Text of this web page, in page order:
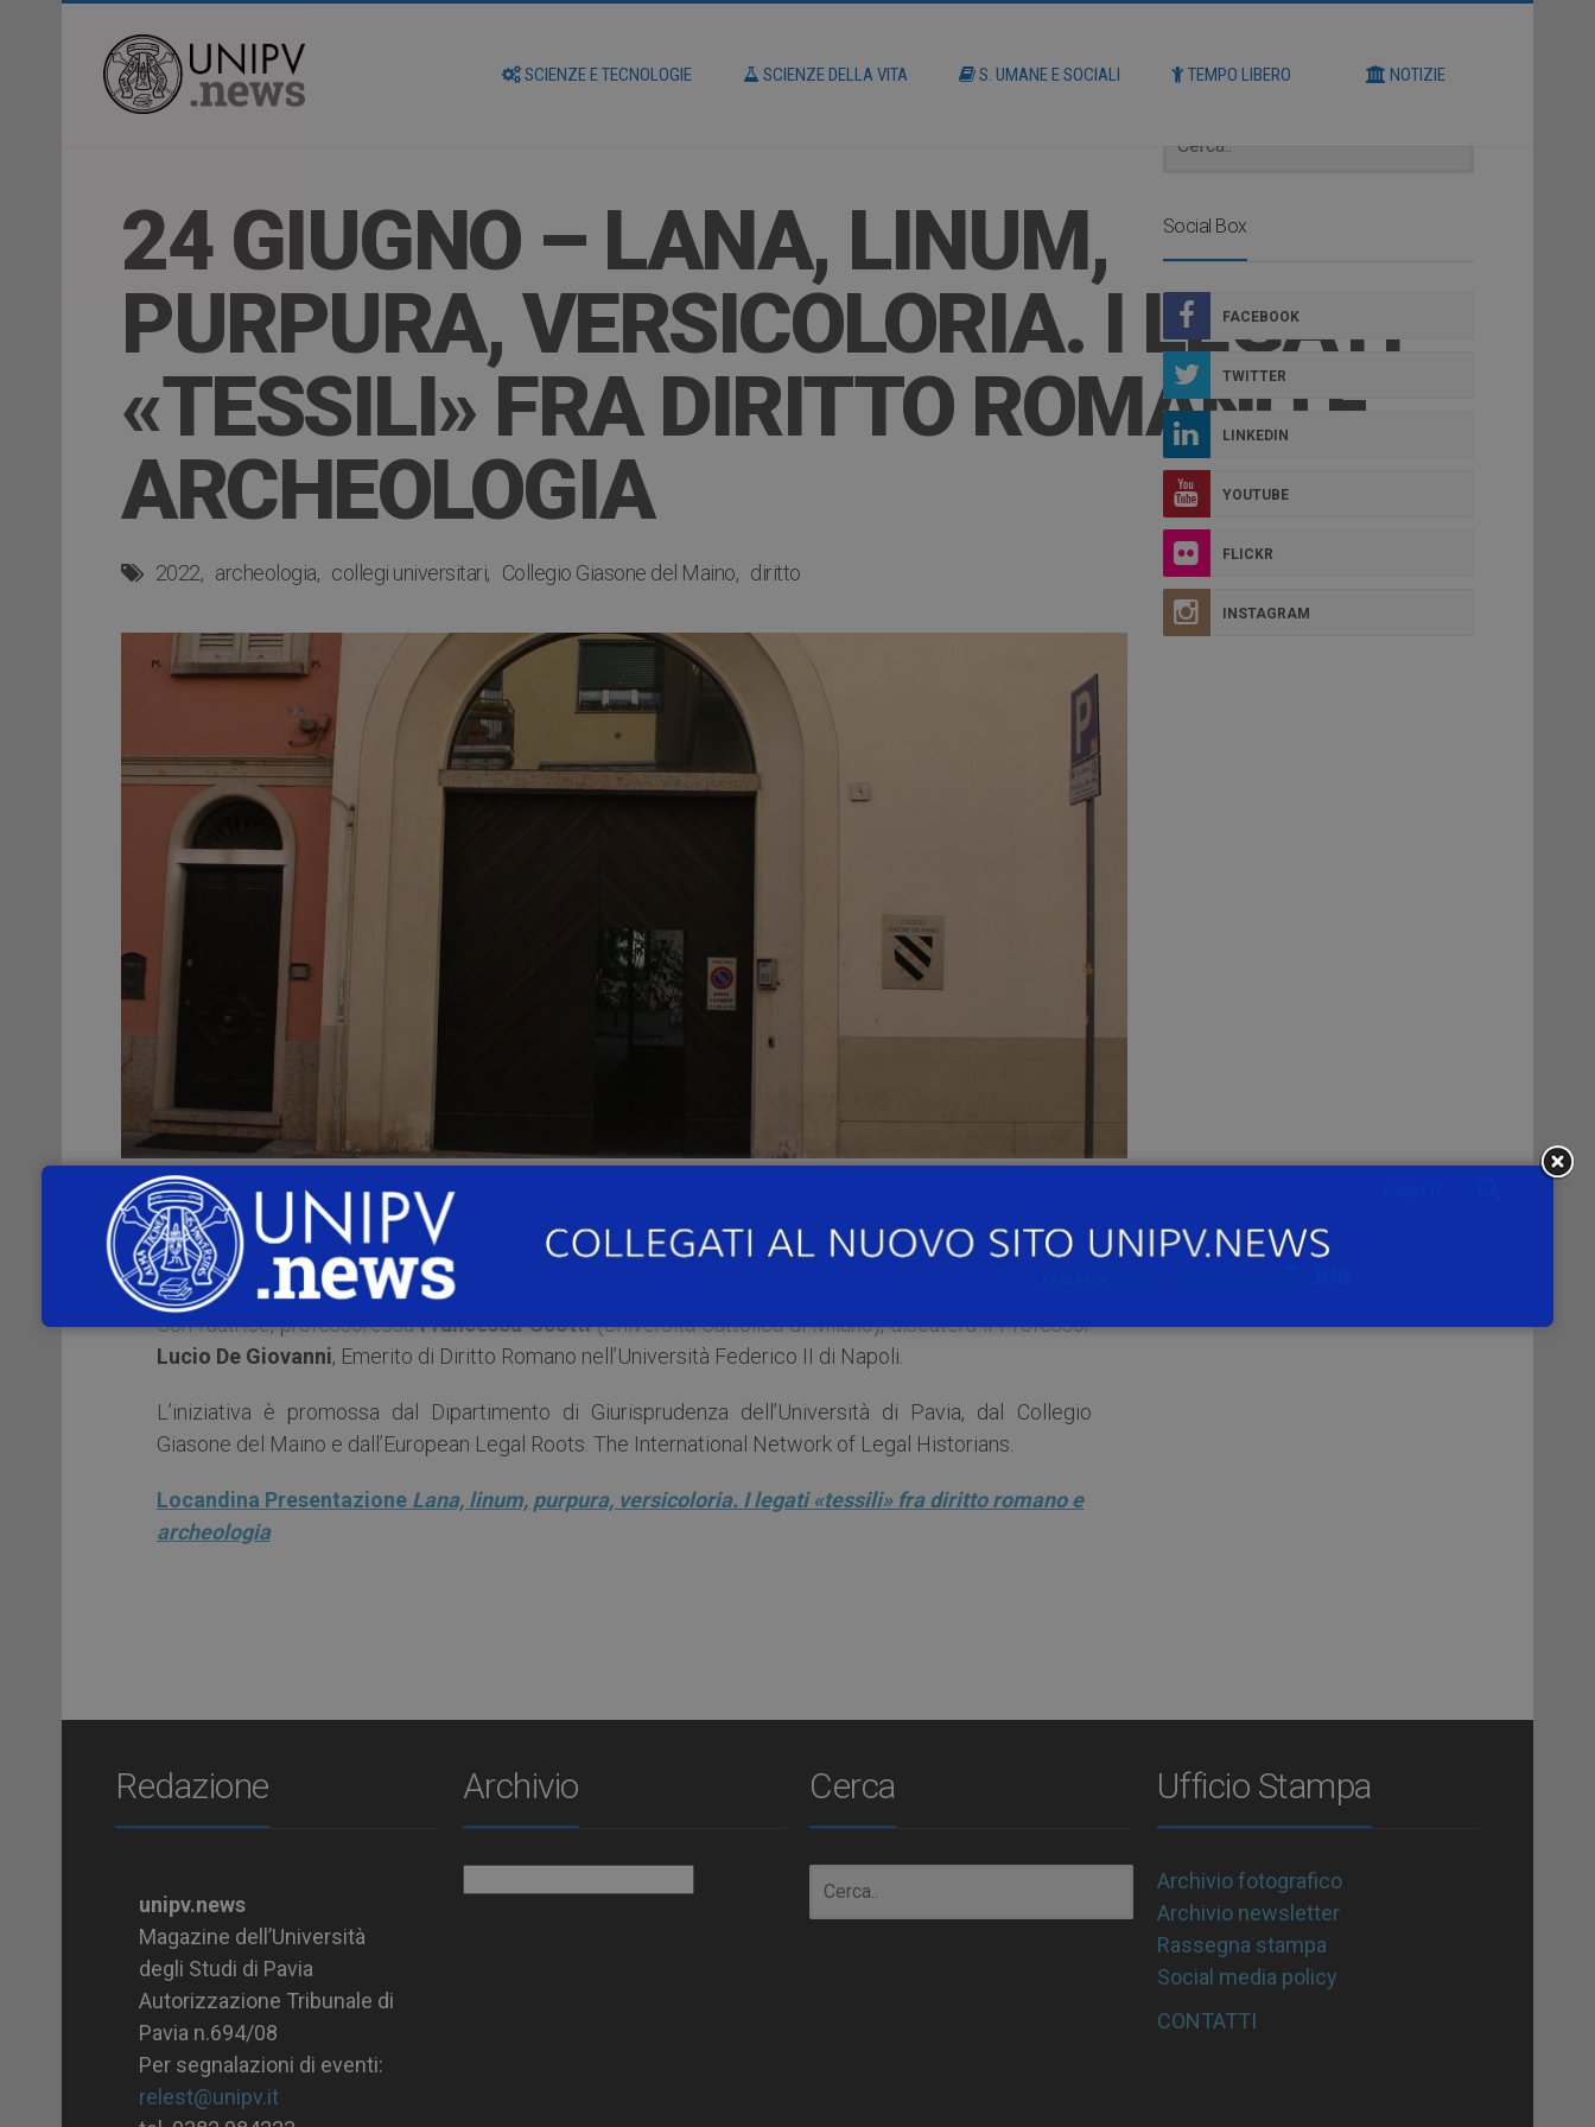
SCIENZE E TECNOLOGIE SCIENZE DELLA VITA S. UMANE E SOCIALI TEMPO LIBERO NOTIZIE
24 GIUGNO – LANA, LINUM,
PURPURA, VERSICOLORIA. I LEGATI
«TESSILI» FRA DIRITTO ROMANO E
ARCHEOLOGIA
2022 archeologia collegi universitari Collegio Giasone del Maino diritto
Giovedì 24 giugno 2022,alleore 16:30
presenterà il volume intitolatoLana, linum, purpura, versicoloria. I legati «tessili» fra diritto romano
e archeologia (Napoli, Jovene, 2020).
Con l’autrice, professoressaFrancesca Scotti(Università Cattolica di Milano), discuterà il Professor
Lucio De Giovanni, Emerito di Diritto Romano nell’Università Federico II di Napoli.
L’iniziativa è promossa dal Dipartimento di Giurisprudenza dell’Università di Pavia, dal Collegio
Giasone del Maino e dall’European Legal Roots. The International Network of Legal Historians.
Locandina Presentazione Lana, linum, purpura, versicoloria. I legati «tessili» fra diritto romano e
archeologia
Social Box
FACEBOOK
TWITTER
LINKEDIN
YOUTUBE
FLICKR
INSTAGRAM
Redazione
unipv.news
Magazine dell’Università
degli Studi di Pavia
Autorizzazione Tribunale di
Pavia n.694/08
Per segnalazioni di eventi:
relest@unipv.it
Archivio Cerca Ufficio Stampa
Archivio fotografico
Archivio newsletter
Rassegna stampa
Social media policy
CONTATTI